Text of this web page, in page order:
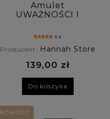
Amulet
UWAŻNOŚCI I
bransoletka męska
kwarcu dymnego,
hematytu i onyksu
5.0
Producent: Hannah Store
139,00 zł
Do koszyka
NOWOŚĆ